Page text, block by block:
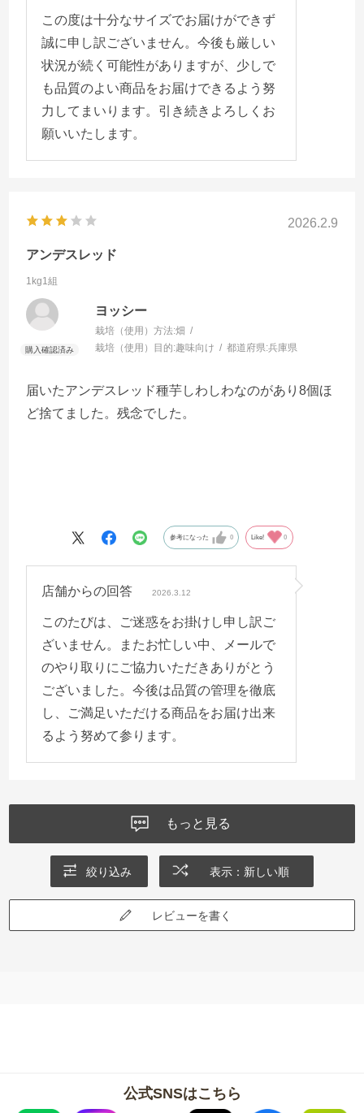
この度は十分なサイズでお届けができず
誠に申し訳ございません。今後も厳しい
状況が続く可能性がありますが、少しで
も品質のよい商品をお届けできるよう努
力してまいります。引き続きよろしくお
願いいたします。
2026.2.9
アンデスレッド
1kg1組
ヨッシー
栽培（使用）方法:畑
栽培（使用）目的:趣味向け 都道府県:兵庫県
届いたアンデスレッド種芋しわしわなのがあり8個ほ
ど捨てました。残念でした。
参考になった 0 Like! 0
店舗からの回答 2026.3.12
このたびは、ご迷惑をお掛けし申し訳ご
ざいません。またお忙しい中、メールで
のやり取りにご協力いただきありがとう
ございました。今後は品質の管理を徹底
し、ご満足いただける商品をお届け出来
るよう努めて参ります。
もっと見る
絞り込み 表示：新しい順
レビューを書く
公式SNSはこちら